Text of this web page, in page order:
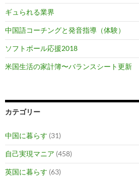
ギュられる業界
中国語コーチングと発音指導（体験）
ソフトボール応援2018
米国生活の家計簿〜バランスシート更新
カテゴリー
中国に暮らす (31)
自己実現マニア (458)
英国に暮らす (63)